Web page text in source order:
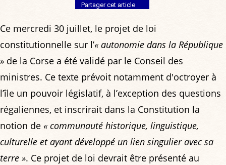
Partager cet article
Ce mercredi 30 juillet, le projet de loi
constitutionnelle sur l’« autonomie dans la République
» de la Corse a été validé par le Conseil des
ministres. Ce texte prévoit notamment d'octroyer à
l’île un pouvoir législatif, à l’exception des questions
régaliennes, et inscrirait dans la Constitution la
notion de « communauté historique, linguistique,
culturelle et ayant développé un lien singulier avec sa
terre ». Ce projet de loi devrait être présenté au